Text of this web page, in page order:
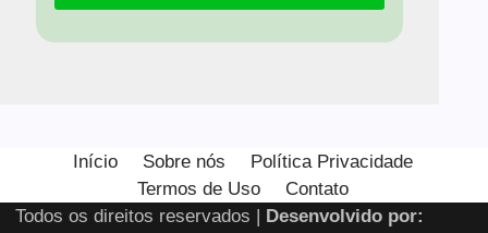
Início Sobre nós
Política Privacidade
Termos de Uso
Contato
Todos os direitos reservados |
Desenvolvido por:
experiência em nosso site.
Você pode saber mais sobre quais cookies estamos usando
ou desativá-los emconfigurações
Close GDPR